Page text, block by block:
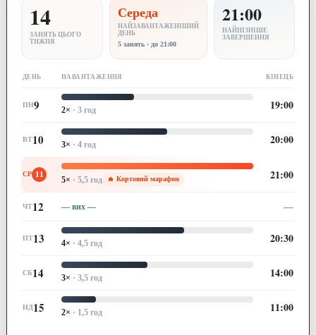
14
ЗАНЯТЬ ЦЬОГО
ТИЖНЯ
Середа
НАЙЗАВАНТАЖЕНІШИЙ
ДЕНЬ
5 занять · до 21:00
21:00
НАЙПІЗНІШЕ
ЗАВЕРШЕННЯ
ДЕНЬ НАВАНТАЖЕННЯ КІНЕЦЬ
ПН9 2× · 3 год 19:00
ВТ10 3× · 4 год 20:00
СР 11 5× · 5,5 год 🔥 Кортовий марафон 21:00
ЧТ12 — вих — —
ПТ13 4× · 4,5 год 20:30
СБ 14 3× · 3,5 год 14:00
НД15 2× · 1,5 год 11:00